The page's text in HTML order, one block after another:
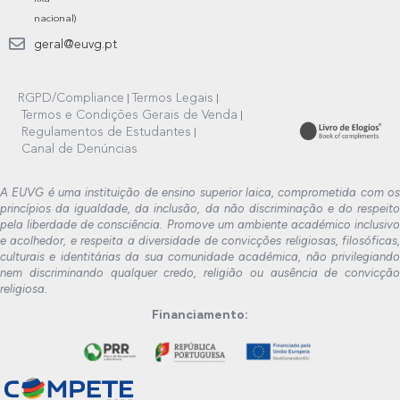
nacional)
geral@euvg.pt
RGPD/Compliance
Termos Legais
Termos e Condições Gerais de Venda
Regulamentos de Estudantes
Canal de Denúncias
A EUVG é uma instituição de ensino superior laica, comprometida com os
princípios da igualdade, da inclusão, da não discriminação e do respeito
pela liberdade de consciência. Promove um ambiente académico inclusivo
e acolhedor, e respeita a diversidade de convicções religiosas, filosóficas,
culturais e identitárias da sua comunidade académica, não privilegiando
nem discriminando qualquer credo, religião ou ausência de convicção
religiosa.
Financiamento: